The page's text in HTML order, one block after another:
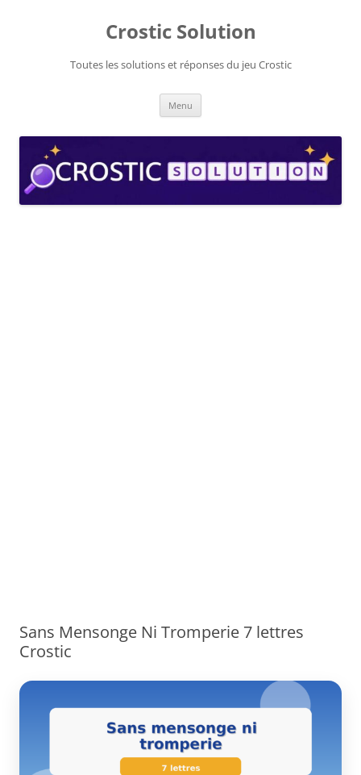
Crostic Solution
Toutes les solutions et réponses du jeu Crostic
Menu
Sans Mensonge Ni Tromperie 7 lettres
Crostic